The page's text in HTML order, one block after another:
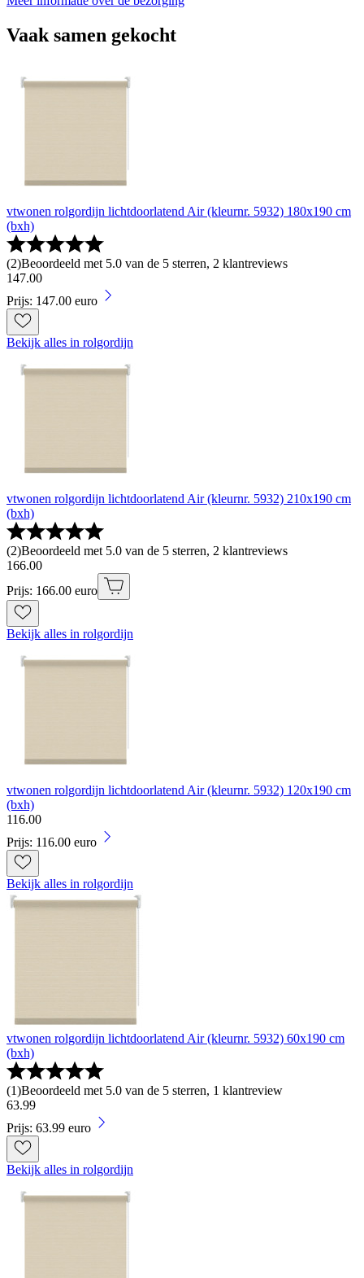
Vaak samen gekocht
vtwonen rolgordijn lichtdoorlatend Air (kleurnr. 5932) 180x190 cm
(bxh)
(2)Beoordeeld met 5.0 van de 5 sterren, 2 klantreviews
147.00
Prijs: 147.00 euro
Bekijk alles in rolgordijn
vtwonen rolgordijn lichtdoorlatend Air (kleurnr. 5932) 210x190 cm
(bxh)
(2)Beoordeeld met 5.0 van de 5 sterren, 2 klantreviews
166.00
Prijs: 166.00 euro
Bekijk alles in rolgordijn
vtwonen rolgordijn lichtdoorlatend Air (kleurnr. 5932) 120x190 cm
(bxh)
116.00
Prijs: 116.00 euro
Bekijk alles in rolgordijn
vtwonen rolgordijn lichtdoorlatend Air (kleurnr. 5932) 60x190 cm
(bxh)
(1)Beoordeeld met 5.0 van de 5 sterren, 1 klantreview
63.99
Prijs: 63.99 euro
Bekijk alles in rolgordijn